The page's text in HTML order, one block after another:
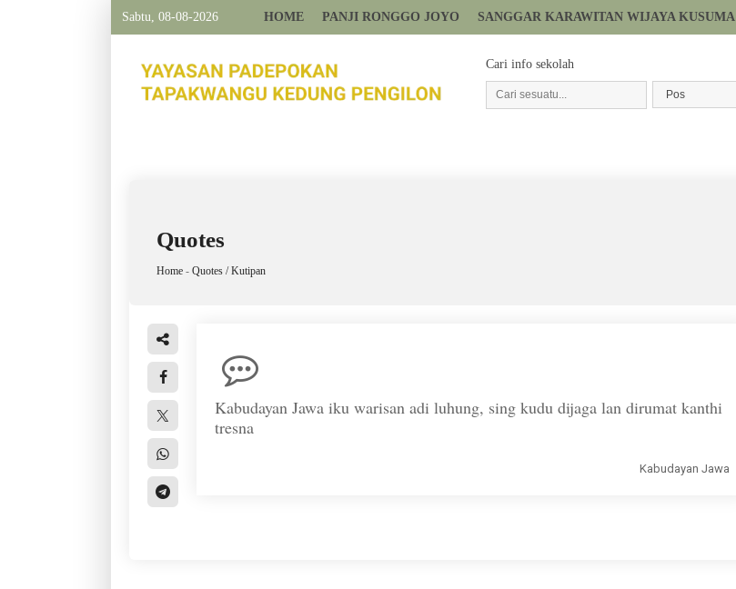
Sabtu, 08-08-2026 HOME PANJI RONGGO JOYO SANGGAR KARAWITAN WIJAYA KUSUMA
Cari info sekolah
Quotes
Home - Quotes / Kutipan
Kabudayan Jawa iku warisan adi luhung, sing kudu dijaga lan dirumat kanthi
tresna
Kabudayan Jawa